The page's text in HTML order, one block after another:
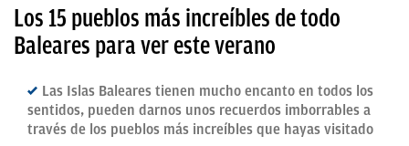
Los 15 pueblos más increíbles de todo
Baleares para ver este verano
Las Islas Baleares tienen mucho encanto en todos los
sentidos, pueden darnos unos recuerdos imborrables a
través de los pueblos más increíbles que hayas visitado